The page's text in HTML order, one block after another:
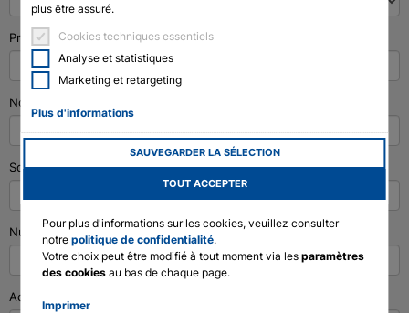
plus être assuré.
Cookies techniques essentiels
Analyse et statistiques
Marketing et retargeting
Plus d'informations
SAUVEGARDER LA SÉLECTION
TOUT ACCEPTER
Pour plus d'informations sur les cookies, veuillez consulter
notrepolitique de confidentialité.
Votre choix peut être modifié à tout moment via lesparamètres
des cookies au bas de chaque page.
Imprimer
Contact
Téléchargements et service
Architectes et urbanistes
Technologie des moteurs à tige de vérin
Deutsch
Francais
Prénom *
Nom de famille
Société*
Numéro de client
Adresse